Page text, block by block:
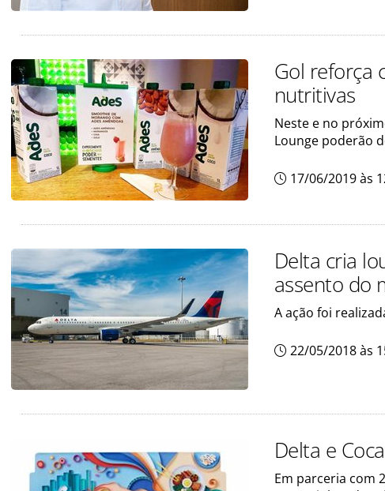
Gol reforça
nutritivas
Neste e no
Lounge poderão
17/06/2019 às
Delta cria
assento do
A ação foi
22/05/2018 às
Delta e
Em parceria com